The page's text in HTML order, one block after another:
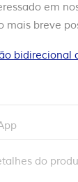
em
mais breve
bidirecional